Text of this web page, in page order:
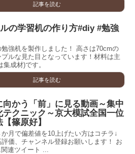
記事を読む
の学習机の作り方#diy #勉強
強机を製作しました！ 高さは70cmの
プルな見た目となっています！材料は主
集成材)です。
記事を読む
向かう「前」に見る動画～集中
テクニック～京大模試全国一位
篠原好】
月で偏差値を10上げたい方はコチラ↓
評価、チャンネル登録お願いします！ お
連ツイート ...